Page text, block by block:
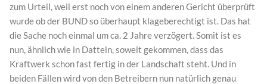
zum Urteil, weil erst noch von einem anderen Gericht überprüft
wurde ob der BUND so überhaupt klageberechtigt ist. Das hat
die Sache noch einmal um ca. 2 Jahre verzögert. Somit ist es
nun, ähnlich wie in Datteln, soweit gekommen, dass das
Kraftwerk schon fast fertig in der Landschaft steht. Und in
beiden Fällen wird von den Betreibern nun natürlich genau